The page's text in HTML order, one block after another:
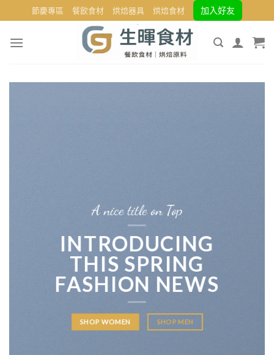
to
content
節慶專區 餐飲食材 烘焙器具 烘焙食材 加入好友
A nice title on Top
INTRODUCING
THIS SPRING
FASHION NEWS
SHOP WOMEN SHOP MEN